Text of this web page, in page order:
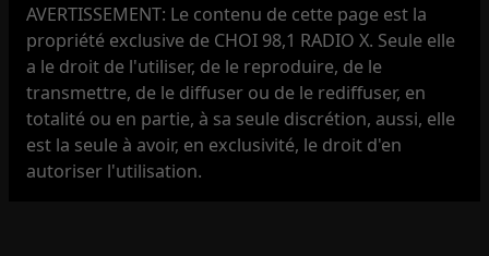
AVERTISSEMENT: Le contenu de cette page est la
propriété exclusive de CHOI 98,1 RADIO X. Seule elle
a le droit de l'utiliser, de le reproduire, de le
transmettre, de le diffuser ou de le rediffuser, en
totalité ou en partie, à sa seule discrétion, aussi, elle
est la seule à avoir, en exclusivité, le droit d'en
autoriser l'utilisation.